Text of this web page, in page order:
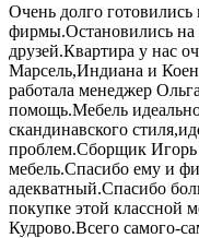
Очень долго
фирмы.Остановились на
друзей.Квартира у нас
Марсель,Индиана и
работала менеджер
помощь.Мебель
скандинавского
проблем.Сборщик Игорь
мебель.Спасибо ему и
адекватный.Спасибо
покупке этой классной
Кудрово.Всего самого-